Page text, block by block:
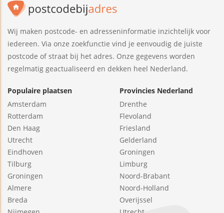
Wij maken postcode- en adresseninformatie inzichtelijk voor
iedereen. Via onze zoekfunctie vind je eenvoudig de juiste
postcode of straat bij het adres. Onze gegevens worden
regelmatig geactualiseerd en dekken heel Nederland.
Populaire plaatsen
Amsterdam
Rotterdam
Den Haag
Utrecht
Eindhoven
Tilburg
Groningen
Almere
Breda
Provincies Nederland
Drenthe
Flevoland
Friesland
Gelderland
Groningen
Limburg
Noord-Brabant
Noord-Holland
Overijssel